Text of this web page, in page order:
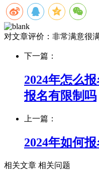
对文章评价： 非常满意很
下一篇：
2024年怎么
报名有限制吗
上一篇：
2024年如何
相关文章 相关问题